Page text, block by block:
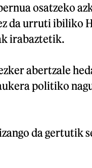
osatzeko
da urruti ibiliko
irabaztetik.
abertzale
politiko
da gertutik